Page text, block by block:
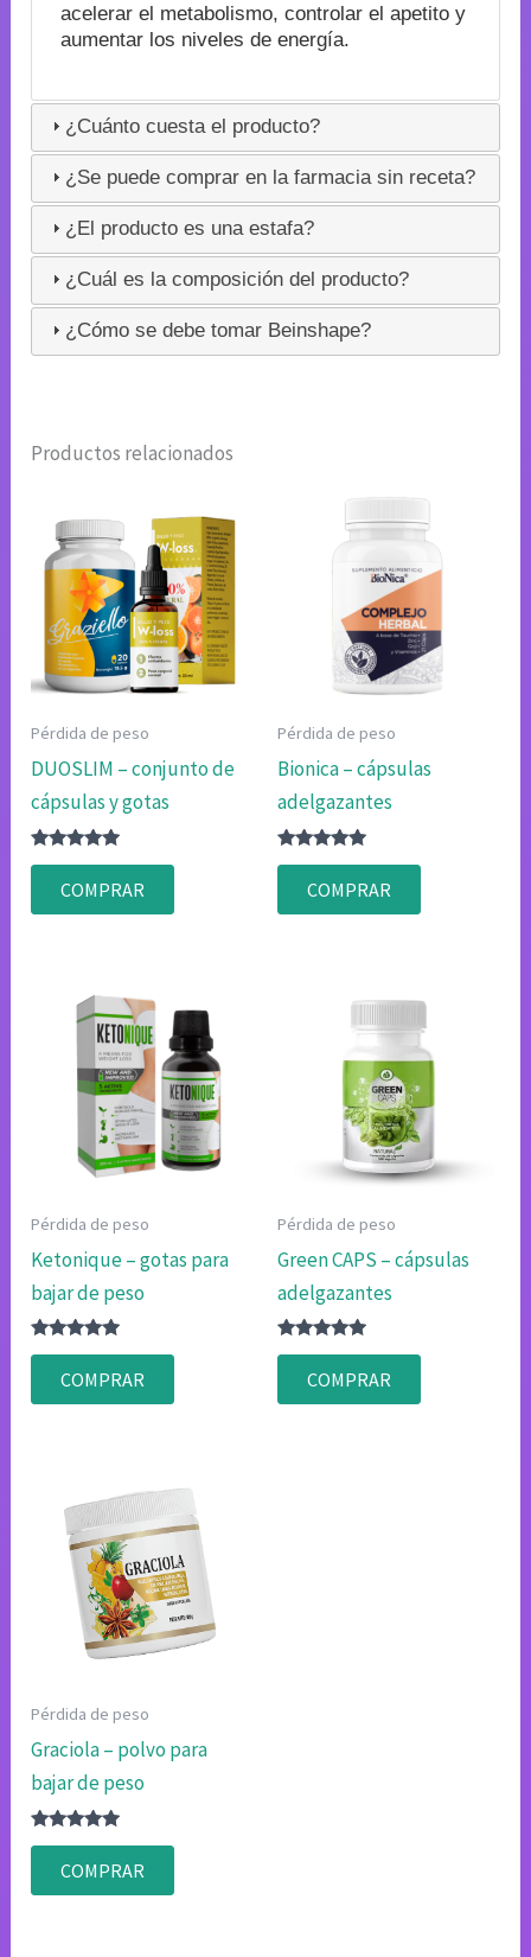
acelerar el metabolismo, controlar el apetito y
aumentar los niveles de energía.
¿Cuánto cuesta el producto?
¿Se puede comprar en la farmacia sin receta?
¿El producto es una estafa?
¿Cuál es la composición del producto?
¿Cómo se debe tomar Beinshape?
Productos relacionados
Pérdida de peso
DUOSLIM – conjunto de
cápsulas y gotas
Valorado
4.75
de 5
COMPRAR
Pérdida de peso
Bionica – cápsulas
adelgazantes
Valorado
4.83
de 5
COMPRAR
Pérdida de peso
Ketonique – gotas para
bajar de peso
Valorado
4.75
de 5
COMPRAR
Pérdida de peso
Green CAPS – cápsulas
adelgazantes
Valorado
4.83
de 5
COMPRAR
Pérdida de peso
Graciola – polvo para
bajar de peso
Valorado
4.83
de 5
COMPRAR